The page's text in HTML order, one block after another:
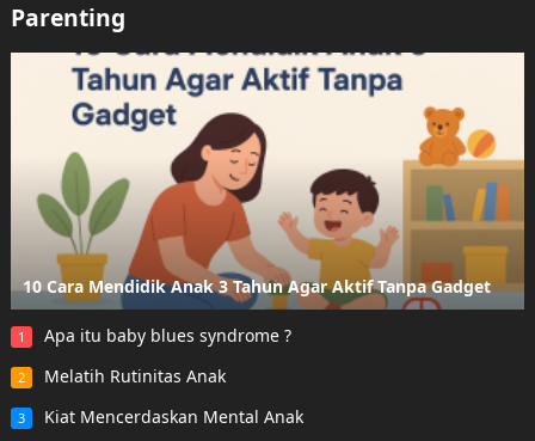
Parenting
10 Cara Mendidik Anak 3 Tahun Agar Aktif Tanpa Gadget
1 Apa itu baby blues syndrome ?
2 Melatih Rutinitas Anak
3 Kiat Mencerdaskan Mental Anak